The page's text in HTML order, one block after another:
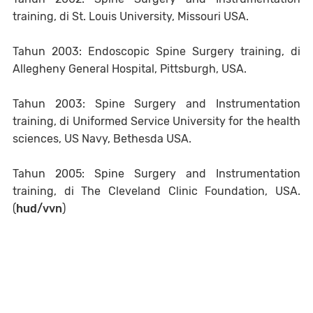
training, di St. Louis University, Missouri USA.
Tahun 2003: Endoscopic Spine Surgery training, di
Allegheny General Hospital, Pittsburgh, USA.
Tahun 2003: Spine Surgery and Instrumentation
training, di Uniformed Service University for the health
sciences, US Navy, Bethesda USA.
Tahun 2005: Spine Surgery and Instrumentation
training, di The Cleveland Clinic Foundation, USA.
( hud/vvn)